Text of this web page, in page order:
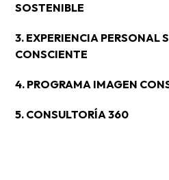
SOSTENIBLE
3. EXPERIENCIA PERSONAL
CONSCIENTE
4. PROGRAMA IMAGEN
5. CONSULTORÍA 360